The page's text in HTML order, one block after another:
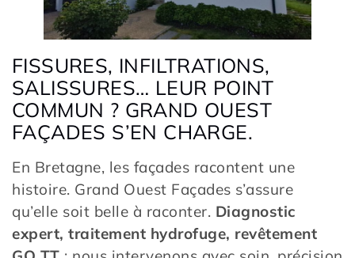
FISSURES, INFILTRATIONS,
SALISSURES… LEUR POINT
COMMUN ? GRAND OUEST
FAÇADES S’EN CHARGE.
En Bretagne, les façades racontent une
histoire. Grand Ouest Façades s’assure
qu’elle soit belle à raconter. Diagnostic
expert, traitement hydrofuge, revêtement